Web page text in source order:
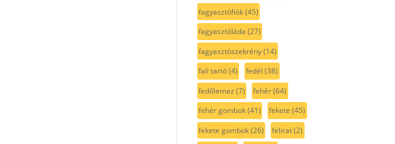
fagyasztófiók(45)
fagyasztóláda (27)
fagyasztószekrény(14)
fali tartó(4) fedél (38)
fedőlemez (7) fehér(64)
fehér gombok(41) fekete (45)
fekete gombok(26) felirat(2)